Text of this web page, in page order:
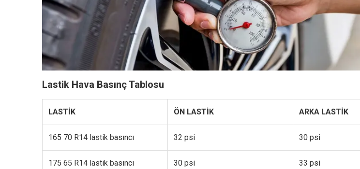
Lastik Hava Basınç Tablosu
LASTİK ÖN LASTİK ARKA LASTİK
165 70 R14 lastik basıncı 32 psi 30 psi
175 65 R14 lastik basıncı 30 psi 33 psi